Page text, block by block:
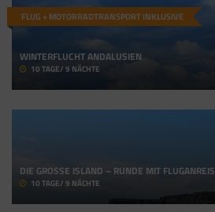
FLUG + MOTORRADTRANSPORT INKLUSIVE
WINTERFLUCHT ANDALUSIEN
10 TAGE/ 9 NÄCHTE
DIE GROSSE ISLAND – RUNDE MIT FLUGANREISE
10 TAGE/ 9 NÄCHTE